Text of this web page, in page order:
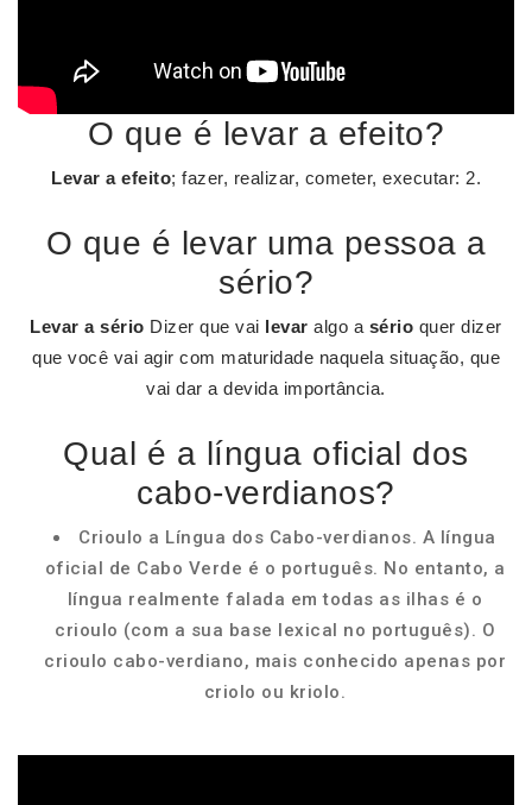
O que é levar a efeito?
Levar a efeito; fazer, realizar, cometer, executar: 2.
O que é levar uma pessoa a
sério?
Levar a sério Dizer que vai levar algo a sério quer dizer
que você vai agir com maturidade naquela situação, que
vai dar a devida importância.
Qual é a língua oficial dos
cabo-verdianos?
Crioulo a Língua dos Cabo-verdianos. A língua
oficial de Cabo Verde é o português. No entanto, a
língua realmente falada em todas as ilhas é o
crioulo (com a sua base lexical no português). O
crioulo cabo-verdiano, mais conhecido apenas por
criolo ou kriolo.